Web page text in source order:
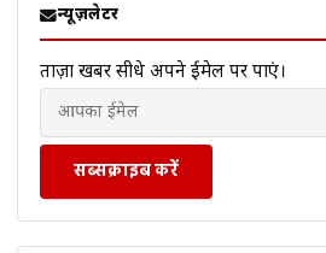
न्यूज़लेटर
ताज़ा खबरें सीधे अपने ईमेल पर पाएं।
सब्सक्राइब करें